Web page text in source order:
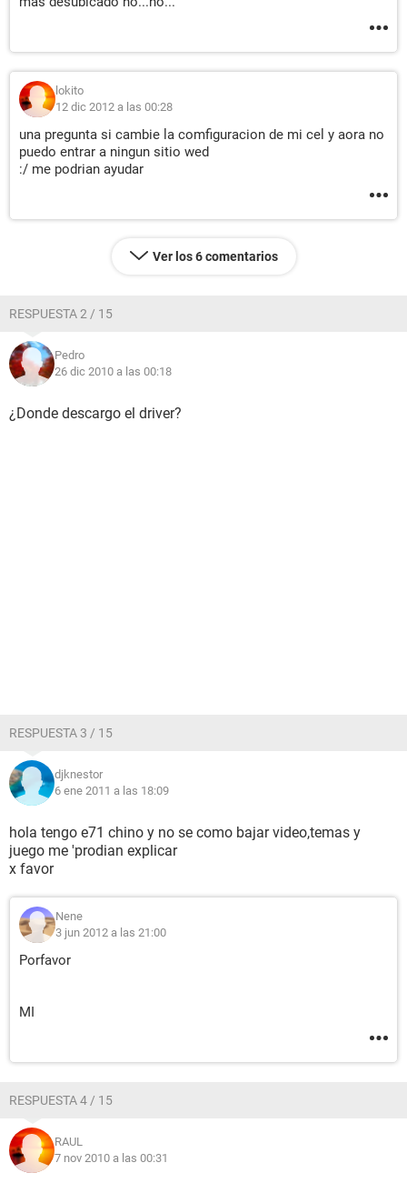
lokito
12 dic 2012 a las 00:28
una pregunta si cambie la comfiguracion de mi cel y aora no
puedo entrar a ningun sitio wed
:/ me podrian ayudar
Ver los 6 comentarios
RESPUESTA 2 / 15
Pedro
26 dic 2010 a las 00:18
¿Donde descargo el driver?
RESPUESTA 3 / 15
djknestor
6 ene 2011 a las 18:09
hola tengo e71 chino y no se como bajar video,temas y
juego me 'prodian explicar
x favor
Nene
3 jun 2012 a las 21:00
Porfavor
MI
RESPUESTA 4 / 15
RAUL
7 nov 2010 a las 00:31